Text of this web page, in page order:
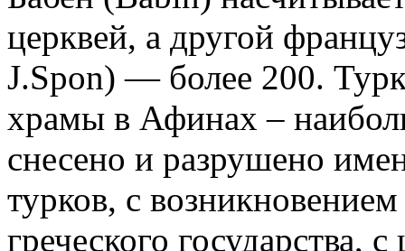
церквей, а другой
J.Spon) — более 200.
храмы в Афинах –
снесено и разрушено
турков, с
греческого государства,